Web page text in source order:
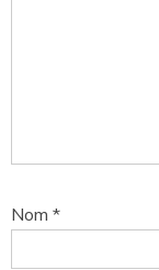
Nom *